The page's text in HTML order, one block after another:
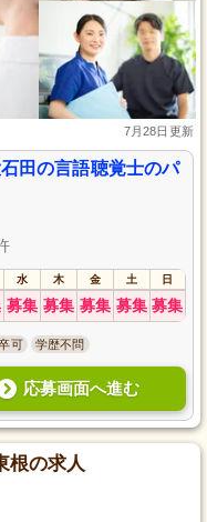
7月28日更新
田の言語聴覚士のパ
水 木 金 土 日
募集 募集 募集 募集 募集
可 学歴不問
応募画面へ進む
根の求人